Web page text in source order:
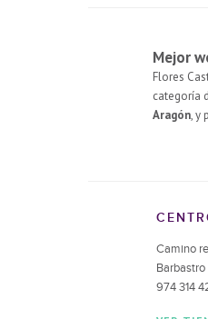
Mejor
Flores
categoría
Aragón, y
Camino
Barbastro
974 314